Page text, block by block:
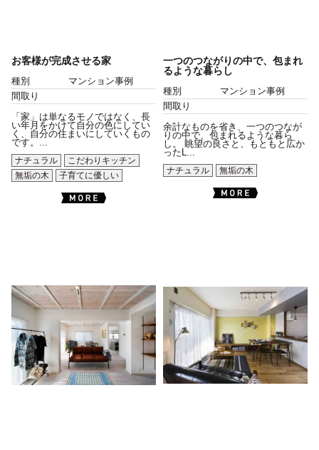
お客様が完成させる家
種別
マンション事例
間取り
「家」は単なるモノではなく、長
い年月をかけて自分の色にしてい
く、自分の住まいにしていくもの
です。...
ナチュラル
こだわりキッチン
無垢の木
子育てに優しい
一つのつながりの中で、包まれ
るような暮らし
種別
マンション事例
間取り
余計なものを省き、一つのつなが
りの中で、包まれるような暮ら
し。 眺望の良さと、もともと広か
ったL...
ナチュラル
無垢の木